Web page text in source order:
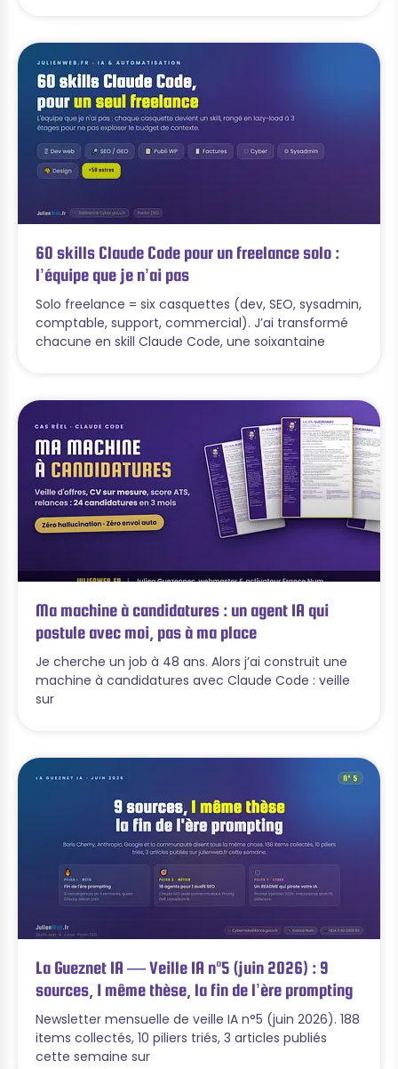
60 skills Claude Code pour un freelance solo :
l’équipe que je n’ai pas
Solo freelance = six casquettes (dev, SEO, sysadmin,
comptable, support, commercial). J’ai transformé
chacune en skill Claude Code, une soixantaine
Ma machine à candidatures : un agent IA qui
postule avec moi, pas à ma place
Je cherche un job à 48 ans. Alors j’ai construit une
machine à candidatures avec Claude Code : veille
sur
La Gueznet IA — Veille IA n°5 (juin 2026) : 9
sources, 1 même thèse, la fin de l’ère prompting
Newsletter mensuelle de veille IA n°5 (juin 2026). 188
items collectés, 10 piliers triés, 3 articles publiés
cette semaine sur